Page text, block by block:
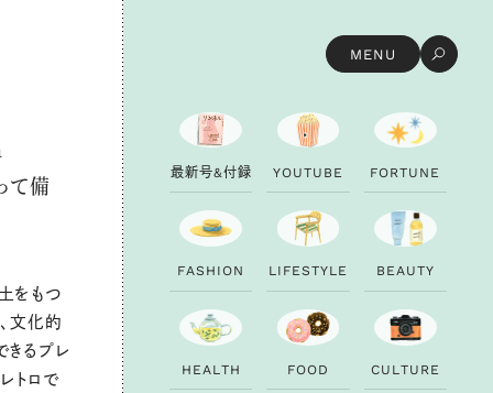
MENU
て備
をもつ
文化的
きるプレ
トロで
最新号&付録 YOUTU B E FORTU N E
FAS H ION LI FESTYLE B EAUTY
H EALTH FOOD CU LTU RE